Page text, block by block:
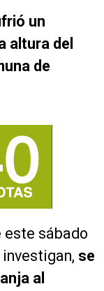
un
altura del
de
este sábado
se
al